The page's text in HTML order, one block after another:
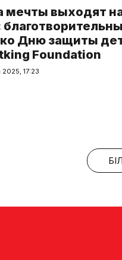
мечты выходят
Дню защиты
Foundation
17:23